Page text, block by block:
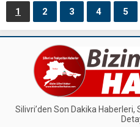
AKP’li Celalettin Yazıcı
“enflasyon yok” derken, sahibi
olduğu özel okulun ücretlerine
yüzde 50’den fazla zam...
1 2 3 4 5
Silivri’den Son Dakika